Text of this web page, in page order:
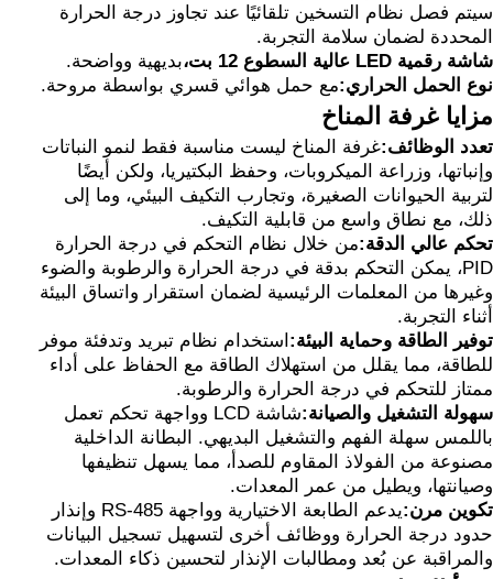
سيتم فصل نظام التسخين تلقائيًا عند تجاوز درجة الحرارة
المحددة لضمان سلامة التجربة.
شاشة رقمية LED عالية السطوع 12 بت،
بديهية وواضحة.
نوع الحمل الحراري:مع حمل هوائي قسري بواسطة مروحة.
مزايا غرفة المناخ
تعدد الوظائف:غرفة المناخ ليست مناسبة فقط لنمو النباتات
وإنباتها، وزراعة الميكروبات، وحفظ البكتيريا، ولكن أيضًا
لتربية الحيوانات الصغيرة، وتجارب التكيف البيئي، وما إلى
ذلك، مع نطاق واسع من قابلية التكيف.
تحكم عالي الدقة:من خلال نظام التحكم في درجة الحرارة
PID، يمكن التحكم بدقة في درجة الحرارة والرطوبة والضوء
وغيرها من المعلمات الرئيسية لضمان استقرار واتساق البيئة
أثناء التجربة.
توفير الطاقة وحماية البيئة: استخدام نظام تبريد وتدفئة موفر
للطاقة، مما يقلل من استهلاك الطاقة مع الحفاظ على أداء
ممتاز للتحكم في درجة الحرارة والرطوبة.
سهولة التشغيل والصيانة:
شاشة LCD وواجهة تحكم تعمل
باللمس سهلة الفهم والتشغيل البديهي. البطانة الداخلية
مصنوعة من الفولاذ المقاوم للصدأ، مما يسهل تنظيفها
وصيانتها، ويطيل من عمر المعدات.
تكوين مرن:
يدعم الطابعة الاختيارية وواجهة RS-485 وإنذار
حدود درجة الحرارة ووظائف أخرى لتسهيل تسجيل البيانات
والمراقبة عن بُعد ومطالبات الإنذار لتحسين ذكاء المعدات.